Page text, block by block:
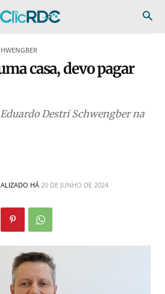
casa, devo pagar
Destri Schwengber na
HÁ20 DE JUNHO DE 2024